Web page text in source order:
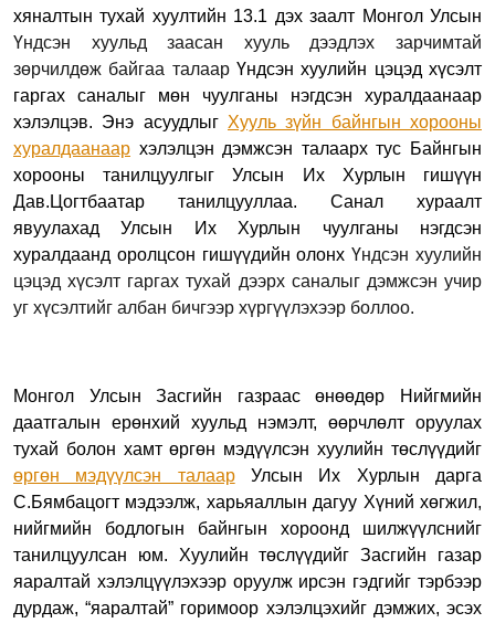
хяналтын тухай хуултийн 13.1 дэх заалт Монгол Улсын
Үндсэн хуульд заасан хууль дээдлэх зарчимтай
зөрчилдөж байгаа талаарҮндсэн хуулийн цэцэд хүсэлт
гаргах саналыг мөн чуулганы нэгдсэн хуралдаанаар
хэлэлцэв. Энэ асуудлыг Хууль зүйн байнгын хорооны
хуралдаанаар хэлэлцэн дэмжсэн талаарх тус Байнгын
хорооны танилцуулгыг Улсын Их Хурлын гишүүн
Дав.Цогтбаатар танилцууллаа. Санал хураалт
явуулахад Улсын Их Хурлын чуулганы нэгдсэн
хуралдаанд оролцсон гишүүдийн олонхҮндсэн хуулийн
цэцэд хүсэлт гаргах тухай дээрх саналыг дэмжсэн учир
уг хүсэлтийг албан бичгээр хүргүүлэхээр боллоо.
Монгол Улсын Засгийн газраас өнөөдөр Нийгмийн
даатгалын ерөнхий хуульд нэмэлт, өөрчлөлт оруулах
тухай болон хамт өргөн мэдүүлсэн хуулийн төслүүдийг
өргөн мэдүүлсэн талаарУлсын Их Хурлын дарга
С.Бямбацогт мэдээлж, харьяаллын дагуу Хүний хөгжил,
нийгмийн бодлогын байнгын хороонд шилжүүлснийг
танилцуулсан юм. Хуулийн төслүүдийг Засгийн газар
яаралтай хэлэлцүүлэхээр оруулж ирсэн гэдгийг тэрбээр
дурдаж, “яаралтай” горимоор хэлэлцэхийг дэмжих, эсэх